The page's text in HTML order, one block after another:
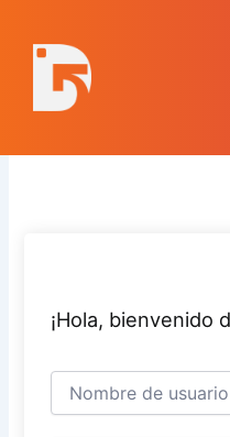
contenido
¡Hola, bienvenido